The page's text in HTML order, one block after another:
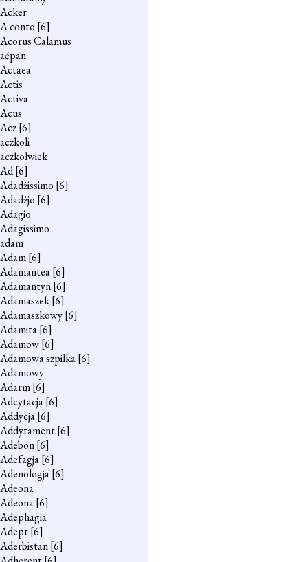
Acker
A conto [6]
Acorus Calamus
aćpan
Actaea
Actis
Activa
Acus
Acz[6]
aczkoli
aczkolwiek
Ad[6]
Adadżissimo [6]
Adadżjo [6]
Adagio
Adagissimo
adam
Adam[6]
Adamantea[6]
Adamantyn[6]
Adamaszek[6]
Adamaszkowy[6]
Adamita[6]
Adamow[6]
Adamowa szpilka[6]
Adamowy
Adarm[6]
Adcytacja[6]
Addycja[6]
Addytament[6]
Adebon[6]
Adefagja[6]
Adenologja[6]
Adeona
Adeona[6]
Adephagia
Adept[6]
Aderbistan[6]